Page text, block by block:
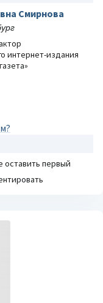
Смирнова
интернет-издания
оставить первый